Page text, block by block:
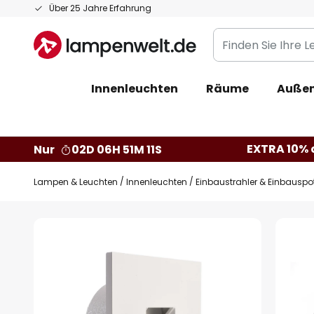
Über 25 Jahre Erfahrung
Zum
springen
Finden
Sie
Leuchte...
Innenleuchten Räume
Nur
02D 06H 51M 10S EXTRA
Lampen & Leuchten Innenleuchten Einbaustrahler &